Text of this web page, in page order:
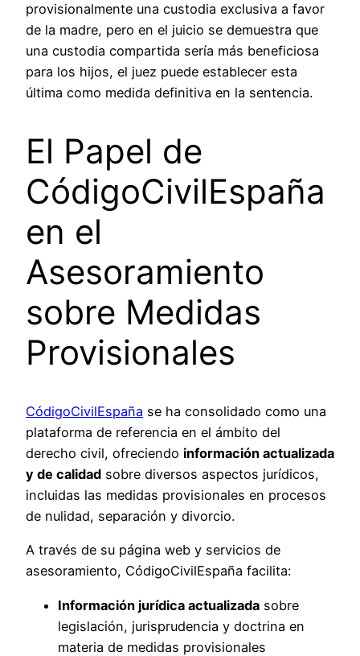
provisionalmente una custodia exclusiva a favor
de la madre, pero en el juicio se demuestra que
una custodia compartida sería más beneficiosa
para los hijos, el juez puede establecer esta
última como medida definitiva en la sentencia.
El Papel de
CódigoCivilEspaña
en el
Asesoramiento
sobre Medidas
Provisionales
CódigoCivilEspaña se ha consolidado como una
plataforma de referencia en el ámbito del
derecho civil, ofreciendo información actualizada
y de calidad sobre diversos aspectos jurídicos,
incluidas las medidas provisionales en procesos
de nulidad, separación y divorcio.
A través de su página web y servicios de
asesoramiento, CódigoCivilEspaña facilita:
Información jurídica actualizada sobre
legislación, jurisprudencia y doctrina en
materia de medidas provisionales